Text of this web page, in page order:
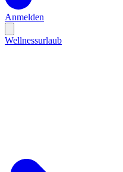
Anmelden
Wellnessurlaub